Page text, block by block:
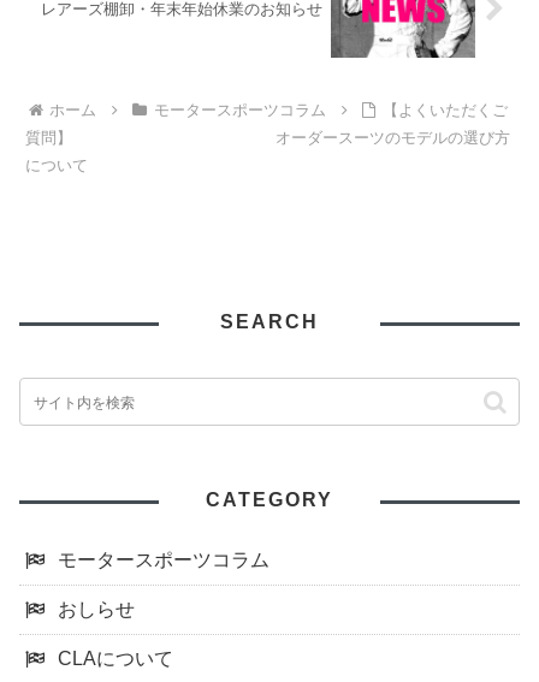
レアーズ棚卸・年末年始休業のお知らせ
ホーム モータースポーツコラム
【よくいただくご
質問】 オーダースーツのモデルの選び方
について
SEARCH
CATEGORY
モータースポーツコラム
おしらせ
CLAについて